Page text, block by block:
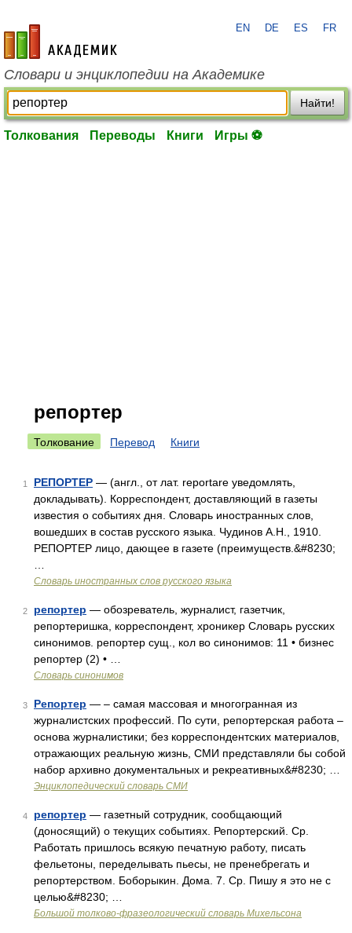
academic.ru
EN DE ES FR
Словари и энциклопедии на Академике
Найти!
Толкования Переводы Книги Игры ⚽
репортер
Толкование Перевод Книги
1 РЕПОРТЕР — (англ., от лат. reportare уведомлять,
докладывать). Корреспондент, доставляющий в газеты
известия о событиях дня. Словарь иностранных слов,
вошедших в состав русского языка. Чудинов А.Н., 1910.
РЕПОРТЕР лицо, дающее в газете (преимуществ.&#8230;
Словарь иностранных слов русского языка
2 репортер — обозреватель, журналист, газетчик,
репортеришка, корреспондент, хроникер Словарь русских
синонимов. репортер сущ., кол во синонимов: 11 • бизнес
репортер (2) • …
Словарь синонимов
3 Репортер — – самая массовая и многогранная из
журналистских профессий. По сути, репортерская работа –
основа журналистики; без корреспондентских материалов,
отражающих реальную жизнь, СМИ представляли бы собой
набор архивно документальных и рекреативных&#8230; …
Энциклопедический словарь СМИ
4 репортер — газетный сотрудник, сообщающий
(доносящий) о текущих событиях. Репортерский. Ср.
Работать пришлось всякую печатную работу, писать
фельетоны, переделывать пьесы, не пренебрегать и
репортерством. Боборыкин. Дома. 7. Ср. Пишу я это не с
целью&#8230; …
Большой толково-фразеологический словарь Михельсона